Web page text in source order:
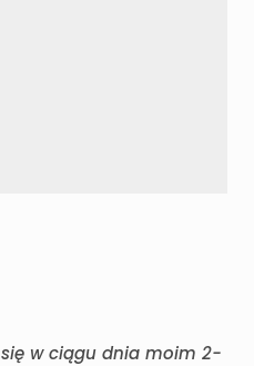
się w ciągu dnia moim 2-